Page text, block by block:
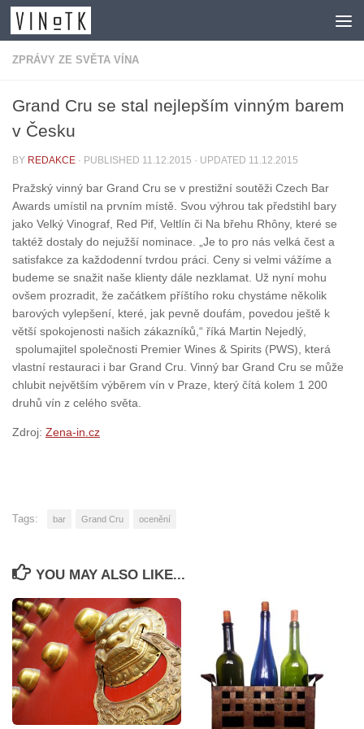
Skip to content
ZPRÁVY ZE SVĚTA VÍNA
Grand Cru se stal nejlepším vinným barem
v Česku
BY REDAKCE · PUBLISHED 11.12.2015 · UPDATED 11.12.2015
Pražský vinný bar Grand Cru se v prestižní soutěži Czech Bar
Awards umístil na prvním místě. Svou výhrou tak předstihl bary
jako Velký Vinograf, Red Pif, Veltlín či Na břehu Rhôny, které se
taktéž dostaly do nejužší nominace. „Je to pro nás velká čest a
satisfakce za každodenní tvrdou práci. Ceny si velmi vážíme a
budeme se snažit naše klienty dále nezklamat. Už nyní mohu
ovšem prozradit, že začátkem příštího roku chystáme několik
barových vylepšení, které, jak pevně doufám, povedou ještě k
větší spokojenosti našich zákazníků,“ říká Martin Nejedlý,
spolumajitel společnosti Premier Wines & Spirits (PWS), která
vlastní restauraci i bar Grand Cru. Vinný bar Grand Cru se může
chlubit největším výběrem vín v Praze, který čítá kolem 1 200
druhů vín z celého světa.
Zdroj: Zena-in.cz
Tags: bar Grand Cru ocenění
YOU MAY ALSO LIKE...